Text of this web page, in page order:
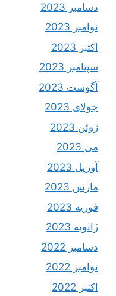
دسامبر 2023
نوامبر 2023
اکتبر 2023
سپتامبر 2023
آگوست 2023
جولای 2023
ژوئن 2023
می 2023
آوریل 2023
مارس 2023
فوریه 2023
ژانویه 2023
دسامبر 2022
نوامبر 2022
اکتبر 2022